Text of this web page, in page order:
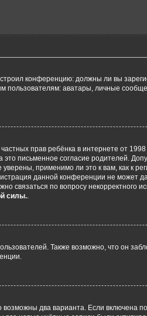
конференцию: должны ли вы
аватары, личные
прав ребёнка в интернете от
письменное согласие родителей.
применимо ли это к вам, как к
данной конференции не может
связаться по вопросу некорректного
силы..
Также возможно, что он
два варианта. Если включена